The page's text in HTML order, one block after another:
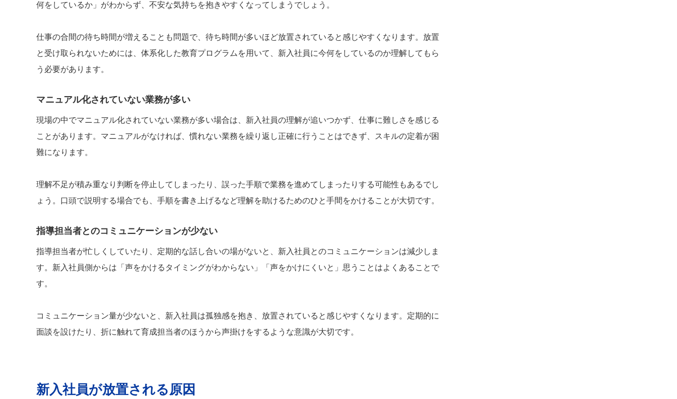
何をしているか」がわからず、不安な気持ちを抱きやすくなってしまうでしょう。
仕事の合間の待ち時間が増えることも問題で、待ち時間が多いほど放置されていると感じやすくなります。放置
と受け取られないためには、体系化した教育プログラムを用いて、新入社員に今何をしているのか理解してもら
う必要があります。
マニュアル化されていない業務が多い
現場の中でマニュアル化されていない業務が多い場合は、新入社員の理解が追いつかず、仕事に難しさを感じる
ことがあります。マニュアルがなければ、慣れない業務を繰り返し正確に行うことはできず、スキルの定着が困
難になります。
理解不足が積み重なり判断を停止してしまったり、誤った手順で業務を進めてしまったりする可能性もあるでし
ょう。口頭で説明する場合でも、手順を書き上げるなど理解を助けるためのひと手間をかけることが大切です。
指導担当者とのコミュニケーションが少ない
指導担当者が忙しくしていたり、定期的な話し合いの場がないと、新入社員とのコミュニケーションは減少しま
す。新入社員側からは「声をかけるタイミングがわからない」「声をかけにくいと」思うことはよくあることで
す。
コミュニケーション量が少ないと、新入社員は孤独感を抱き、放置されていると感じやすくなります。定期的に
面談を設けたり、折に触れて育成担当者のほうから声掛けをするような意識が大切です。
新入社員が放置される原因